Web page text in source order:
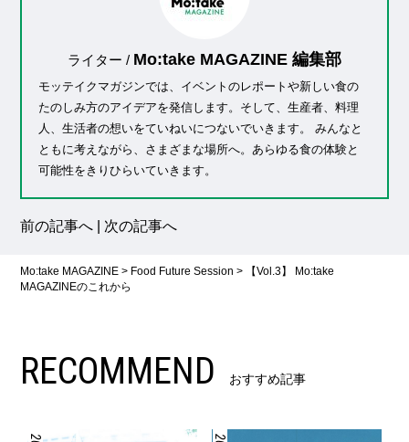
ライター / Mo:take MAGAZINE 編集部
モッテイクマガジンでは、イベントのレポートや新しい食の
たのしみ方のアイデアを発信します。そして、生産者、料理
人、生活者の想いをていねいにつないでいきます。 みんなと
ともに考えながら、さまざまな場所へ。あらゆる食の体験と
可能性をきりひらいていきます。
前の記事へ 次の記事へ
Mo:take MAGAZINE > Food Future Session >
【Vol.3】 Mo:take
MAGAZINEのこれから
RECOMMEND おすすめ記事